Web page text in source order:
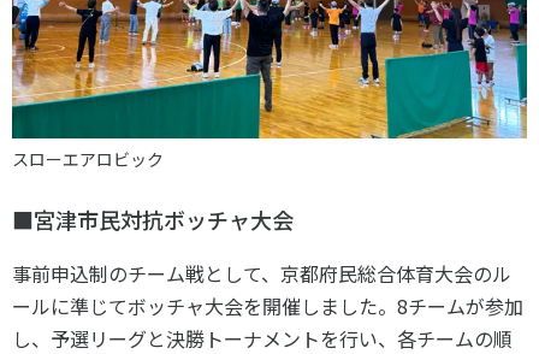
スローエアロビック
■宮津市民対抗ボッチャ大会
事前申込制のチーム戦として、京都府民総合体育大会のル
ールに準じてボッチャ大会を開催しました。8チームが参加
し、予選リーグと決勝トーナメントを行い、各チームの順